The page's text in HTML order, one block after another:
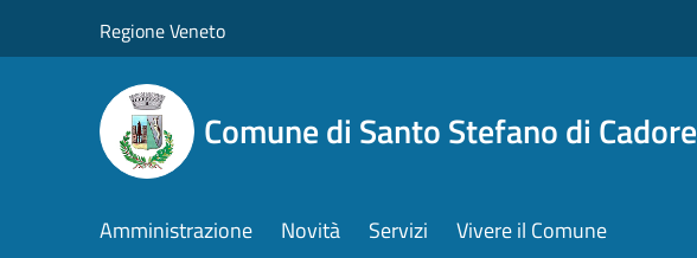
Regione Veneto
Comune di Santo Stefano di Cadore
Amministrazione Novità Servizi Vivere il Comune